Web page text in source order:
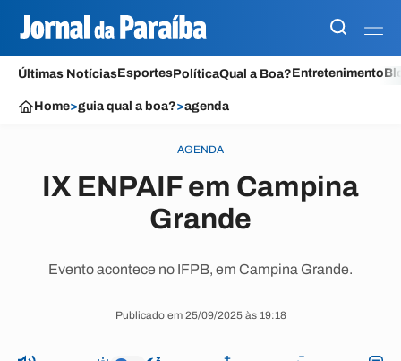
Últimas NotíciasEsportesPolíticaQual a Boa?Entretenimento
Home>guia qual a boa?>agenda
AGENDA
IX ENPAIF em Campina
Grande
Evento acontece no IFPB, em Campina Grande.
Publicado em 25/09/2025 às 19:18